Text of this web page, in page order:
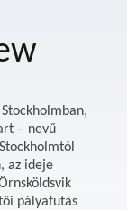
– nevű
az ideje
pályafutás